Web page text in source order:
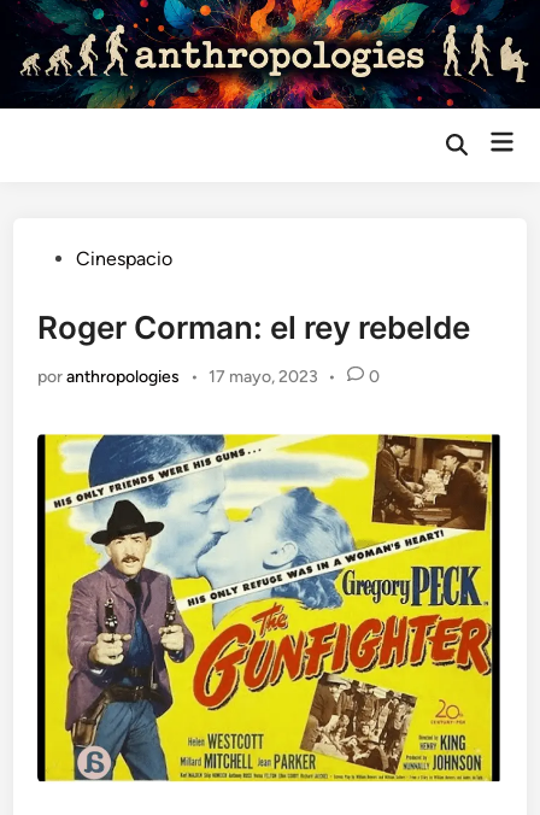
Saltar
contenido
Abrir
Publicado
Cinespacio
Roger Corman: el rey rebelde
poranthropologies • 17 mayo, 2023 • 0